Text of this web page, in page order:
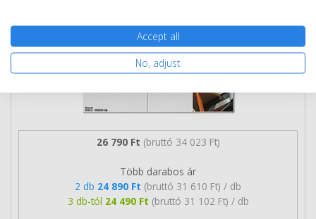
26 790 Ft (bruttó 34 023 Ft)
Több darabos ár
2 db 24 890 Ft (bruttó 31 610 Ft) / db
3 db-tól 24 490 Ft (bruttó 31 102 Ft) / db
Accept all
No, adjust